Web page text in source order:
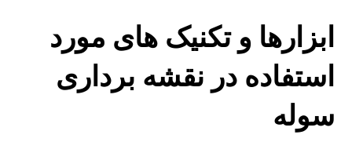
ابزارها و تکنیک‌ های مورد
استفاده در نقشه برداری
سوله